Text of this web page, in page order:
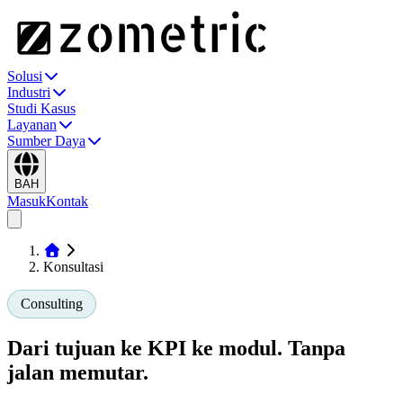
Solusi
Industri
Studi Kasus
Layanan
Sumber Daya
BAH
MasukKontak
Konsultasi
Consulting
Dari tujuan ke KPI ke modul. Tanpa
jalan memutar.